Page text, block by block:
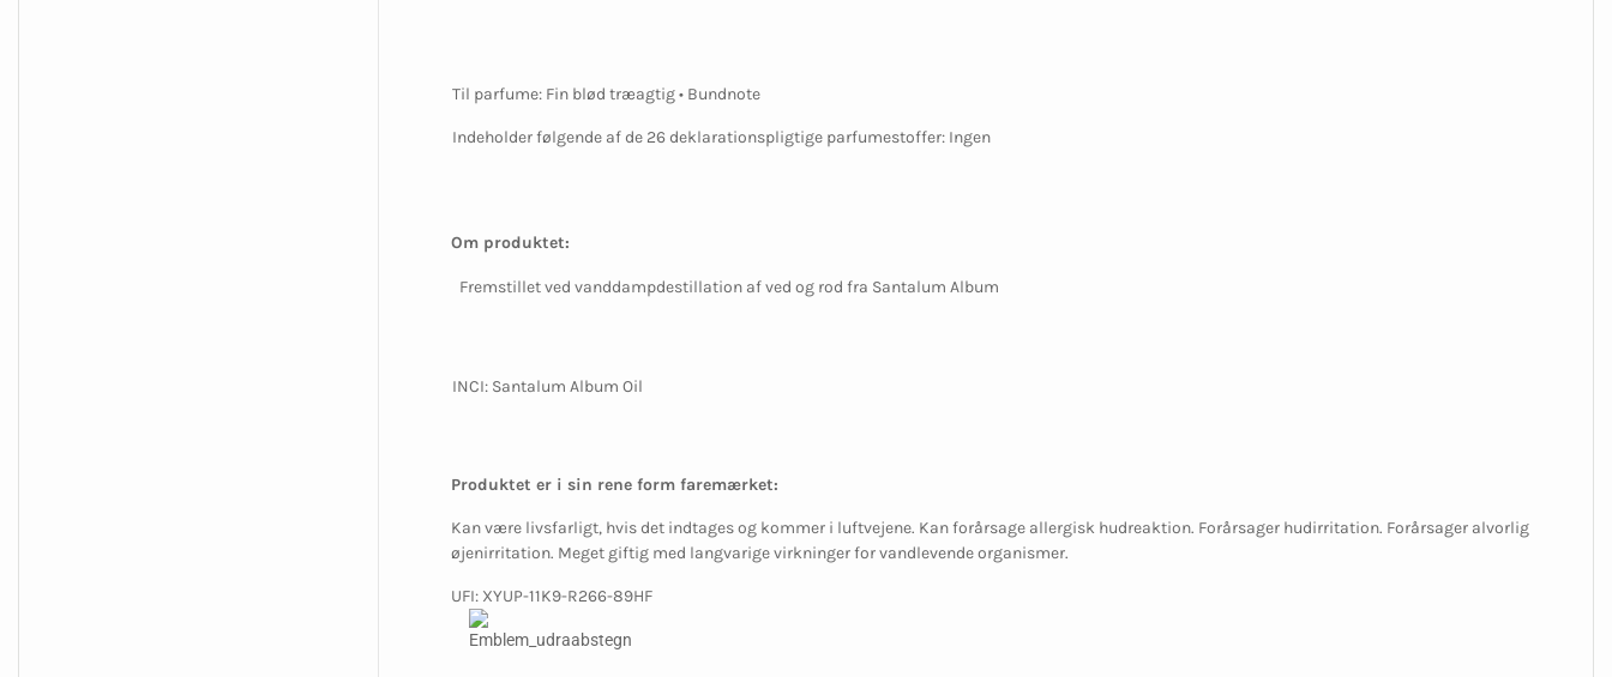
Til parfume: Fin blød træagtig • Bundnote
Indeholder følgende af de 26 deklarationspligtige parfumestoffer: Ingen
Om produktet:
Fremstillet ved vanddampdestillation af ved og rod fra Santalum Album
INCI: Santalum Album Oil
Produktet er i sin rene form faremærket:
Kan være livsfarligt, hvis det indtages og kommer i luftvejene. Kan forårsage allergisk hudreaktion. Forårsager hudirritation. Forårsager alvorlig
øjenirritation. Meget giftig med langvarige virkninger for vandlevende organismer.
UFI: XYUP-11K9-R266-89HF